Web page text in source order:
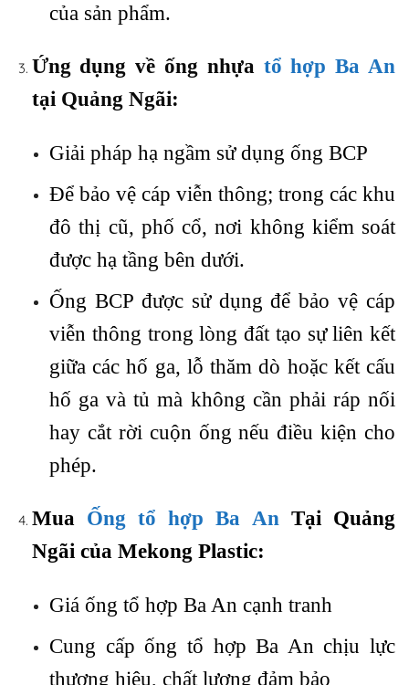
của sản phẩm.
Ứng dụng về ống nhựa tổ hợp Ba An
tại Quảng Ngãi:
Giải pháp hạ ngầm sử dụng ống BCP
Để bảo vệ cáp viễn thông; trong các khu
đô thị cũ, phố cổ, nơi không kiểm soát
được hạ tầng bên dưới.
Ống BCP được sử dụng để bảo vệ cáp
viễn thông trong lòng đất tạo sự liên kết
giữa các hố ga, lỗ thăm dò hoặc kết cấu
hố ga và tủ mà không cần phải ráp nối
hay cắt rời cuộn ống nếu điều kiện cho
phép.
Mua Ống tổ hợp Ba An Tại Quảng
Ngãi của Mekong Plastic:
Giá ống tổ hợp Ba An cạnh tranh
Cung cấp ống tổ hợp Ba An chịu lực
thương hiệu, chất lượng đảm bảo